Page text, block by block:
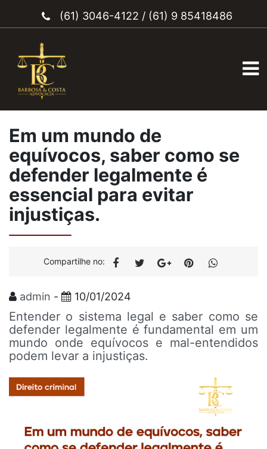
(61) 3046-4122 / (61) 9 85418486
Em um mundo de
equívocos, saber como se
defender legalmente é
essencial para evitar
injustiças.
Compartilhe no:
admin - 10/01/2024
Entender o sistema legal e saber como se
defender legalmente é fundamental em um
mundo onde equívocos e mal-entendidos
podem levar a injustiças.